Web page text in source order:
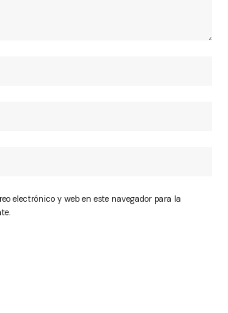
electrónico y web en este navegador para la